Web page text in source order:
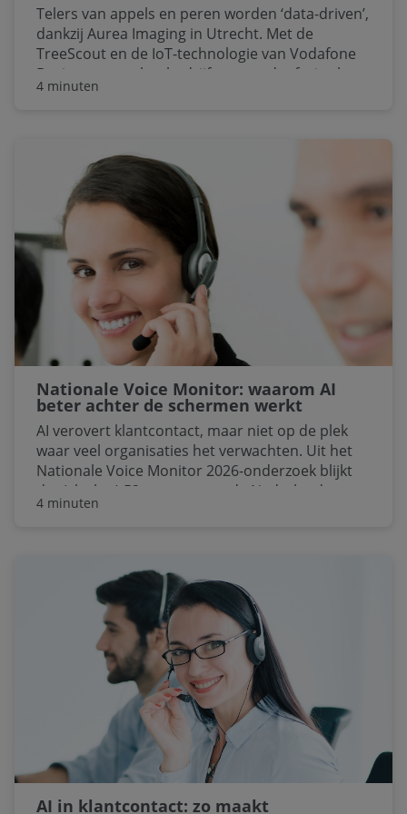
Telers van appels en peren worden ‘data-driven’,
dankzij Aurea Imaging in Utrecht. Met de
TreeScout en de IoT-technologie van Vodafone
Business zorgt het bedrijf er voor dat fruittelers
over de hele wereld niet langer sturen ‘op de
meer opbrengst als resultaat.
4 minuten
Nationale Voice Monitor: waarom AI
beter achter de schermen werkt
AI verovert klantcontact, maar niet op de plek
waar veel organisaties het verwachten. Uit het
Nationale Voice Monitor 2026-onderzoek blijkt
dat (slechts) 52 procent van de Nederlandse
consumenten openstaat voor geautomatiseerd
van chatbot naar slimme ondersteuning. Eric
Hartmans, Klantcontact Expert bij Vodafone
Business, herkent deze uitkomsten bij diverse
organisaties.
4 minuten
AI in klantcontact: zo maakt